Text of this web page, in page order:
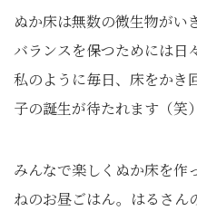
ぬか床は無数の微生物がい
バランスを保つためには日
私のように毎日、床をかき
子の誕生が待たれます（笑）
みんなで楽しくぬか床を作
ねのお昼ごはん。はるさん